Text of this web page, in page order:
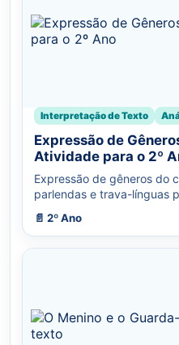
Interpretação de Texto
Expressão de
Atividade para o 2º
Expressão de gêneros do
parlendas e trava-línguas
📄 2º Ano